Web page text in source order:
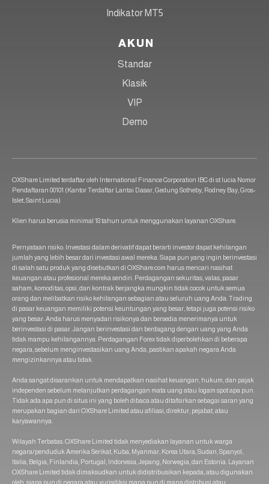
Indikator MT5
AKUN
Standar
Klasik
VIP
Demo
OXShare Limited terdaftar oleh International Finance Corporation IBC di st lucia Nomor
Pendaftaran 00101 (Kantor Terdaftar Lantai Dasar, Gedung Sotheby, Rodney Bay, Gros-
Islet, Saint Lucia)
Klien harus berusia minimal 18 tahun untuk menggunakan layanan OXShare.
Pernyataan risiko: Investasi dalam derivatif dapat berarti investor dapat kehilangan
jumlah yang lebih besar dari investasi awal mereka. Siapa pun yang ingin berinvestasi
di salah satu produk yang disebutkan di OXShare.com harus mencari nasihat
keuangan atau profesional mereka sendiri. Perdagangan sekuritas, valas, pasar
saham, komoditas, opsi, dan kontrak berjangka mungkin tidak cocok untuk semua
orang dan melibatkan risiko kehilangan sebagian atau seluruh uang Anda. Trading
di pasar keuangan memiliki potensi keuntungan yang besar, tetapi juga potensi risiko
yang besar. Anda harus menyadari risikonya dan bersedia menerimanya untuk
berinvestasi di pasar. Jangan berinvestasi dan berdagang dengan uang yang Anda
tidak mampu kehilangannya. Perdagangan Forex tidak diperbolehkan di beberapa
negara, sebelum menginvestasikan uang Anda, pastikan apakah negara Anda
mengizinkannya atau tidak.
Anda sangat disarankan untuk mendapatkan nasihat keuangan, hukum, dan pajak
independen sebelum melanjutkan perdagangan mata uang atau logam spot apa pun.
Tidak ada apa pun di situs ini yang boleh dibaca atau ditafsirkan sebagai saran yang
merupakan bagian dari OXShare Limited atau afiliasi, direktur, pejabat, atau
karyawannya.
Wilayah Terbatas: OXShare Limited tidak menyediakan layanan untuk warga
negara/penduduk Amerika Serikat, Kuba, Myanmar, Korea Utara, Sudan, Spanyol,
Italia, Belgia, Finlandia, Portugal, Indonesia, Jepang, Norwegia, dan Estonia. Layanan
OXShare Limited tidak dimaksudkan untuk didistribusikan kepada, atau digunakan
oleh, siapa pun di negara atau yurisdiksi mana pun di mana distribusi atau